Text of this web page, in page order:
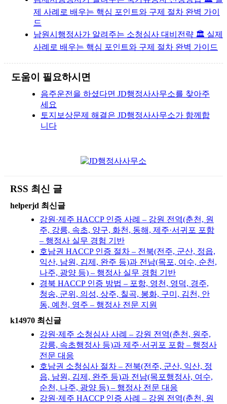
제 사례로 배우는 핵심 포인트와 구제 절차 완벽 가이
드
남원시행정사가 알려주는 소청심사 대비전략 🏛️ 실제
사례로 배우는 핵심 포인트와 구제 절차 완벽 가이드
도움이 필요하시면
음주운전을 하셨다면 JD행정사사무소를 찾아주
세요
토지보상문제 해결은 JD행정사사무소가 함께합
니다
RSS 최신 글
helperjd 최신글
강원·제주 HACCP 인증 사례 – 강원 전역(춘천, 원
주, 강릉, 속초, 양구, 화천, 동해, 제주·서귀포 포함
– 행정사 실무 경험 기반
호남권 HACCP 인증 절차 – 전북(전주, 군산, 정읍,
익산, 남원, 김제, 완주 등)과 전남(목포, 여수, 순천,
나주, 광양 등) – 행정사 실무 경험 기반
경북 HACCP 인증 방법 – 포항, 영천, 영덕, 경주,
청송, 군위, 의성, 상주, 칠곡, 봉화, 구미, 김천, 안
동, 예천, 영주 – 행정사 전문 지원
k14970 최신글
강원·제주 소청심사 사례 – 강원 전역(춘천, 원주,
강릉, 속초행정사 등)과 제주·서귀포 포함 – 행정사
전문 대응
호남권 소청심사 절차 – 전북(전주, 군산, 익산, 정
읍, 남원, 김제, 완주 등)과 전남(목포행정사, 여수,
순천, 나주, 광양 등) – 행정사 전문 대응
강원·제주 HACCP 인증 사례 – 강원 전역(춘천, 원